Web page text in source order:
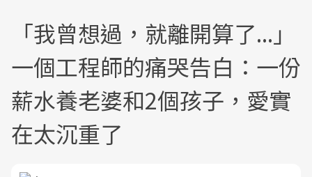
「我曾想過，就離開算了...」
一個工程師的痛哭告白：一份
薪水養老婆和2個孩子，愛實
在太沉重了